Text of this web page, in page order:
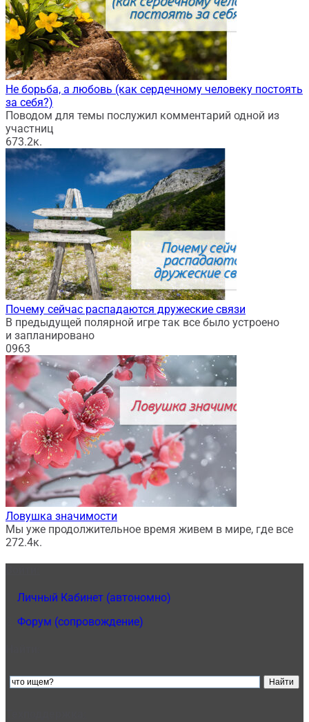
Не борьба, а любовь (как сердечному человеку постоять
за себя?)
Поводом для темы послужил комментарий одной из
участниц
673.2к.
Почему сейчас распадаются дружеские связи
В предыдущей полярной игре так все было устроено
и запланировано
0963
Ловушка значимости
Мы уже продолжительное время живем в мире, где все
272.4к.
Личный Кабинет (автономно)
Форум (сопровождение)